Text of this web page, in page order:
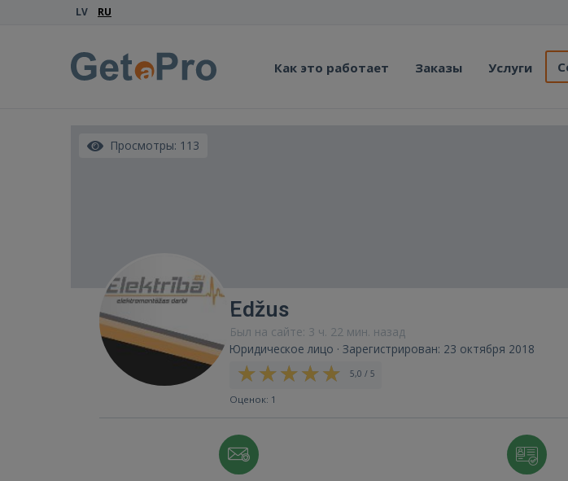
LV RU
Как это работает Заказы Услуги
Просмотры: 113
Edžus
Был на сайте: 3 ч. 22 мин. назад
Юридическое лицо · Зарегистрирован: 23 октября 2018
5,0 / 5
Оценок: 1